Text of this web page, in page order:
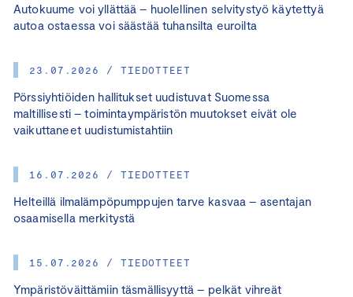
Autokuume voi yllättää – huolellinen selvitystyö käytettyä
autoa ostaessa voi säästää tuhansilta euroilta
23.07.2026 / TIEDOTTEET
Pörssiyhtiöiden hallitukset uudistuvat Suomessa
maltillisesti – toimintaympäristön muutokset eivät ole
vaikuttaneet uudistumistahtiin
16.07.2026 / TIEDOTTEET
Helteillä ilmalämpöpumppujen tarve kasvaa – asentajan
osaamisella merkitystä
15.07.2026 / TIEDOTTEET
Ympäristöväittämiin täsmällisyyttä – pelkät vihreät